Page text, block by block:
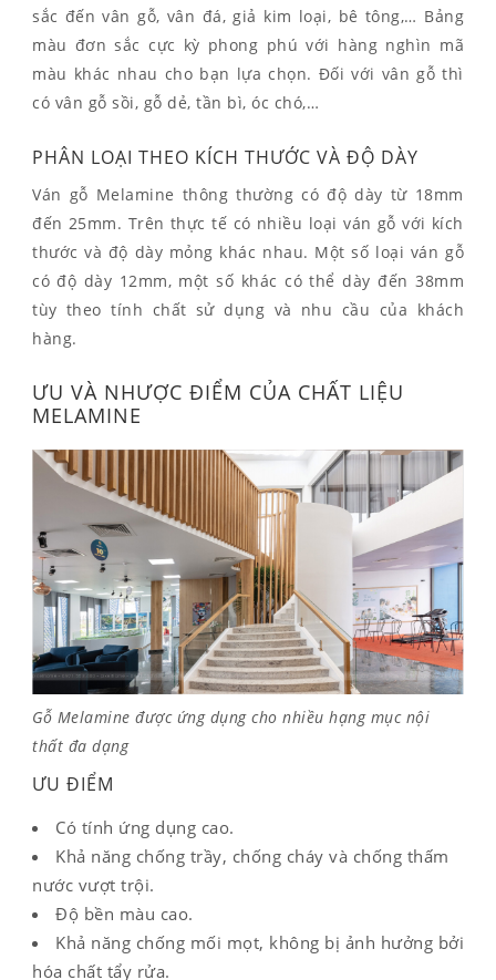
sắc đến vân gỗ, vân đá, giả kim loại, bê tông,… Bảng
màu đơn sắc cực kỳ phong phú với hàng nghìn mã
màu khác nhau cho bạn lựa chọn. Đối với vân gỗ thì
có vân gỗ sồi, gỗ dẻ, tần bì, óc chó,…
PHÂN LOẠI THEO KÍCH THƯỚC VÀ ĐỘ DÀY
Ván gỗ Melamine thông thường có độ dày từ 18mm
đến 25mm. Trên thực tế có nhiều loại ván gỗ với kích
thước và độ dày mỏng khác nhau. Một số loại ván gỗ
có độ dày 12mm, một số khác có thể dày đến 38mm
tùy theo tính chất sử dụng và nhu cầu của khách
hàng.
ƯU VÀ NHƯỢC ĐIỂM CỦA CHẤT LIỆU
MELAMINE
Gỗ Melamine được ứng dụng cho nhiều hạng mục nội
thất đa dạng
ƯU ĐIỂM
Có tính ứng dụng cao.
Khả năng chống trầy, chống cháy và chống thấm
nước vượt trội.
Độ bền màu cao.
Khả năng chống mối mọt, không bị ảnh hưởng bởi
hóa chất tẩy rửa.